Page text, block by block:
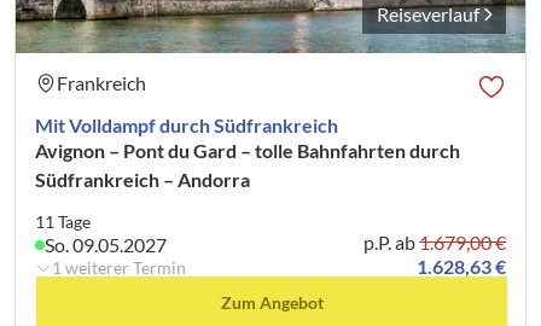
Reiseverlauf
Frankreich
Mit Volldampf durch Südfrankreich
Avignon – Pont du Gard – tolle Bahnfahrten durch
Südfrankreich – Andorra
11 Tage
So. 09.05.2027
1 weiterer Termin
p.P. ab1.679,00 €
1.628,63 €
Zum Angebot